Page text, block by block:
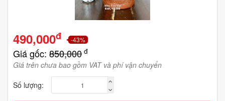
490,000đ -43%
Giá gốc: 850,000 đ
Giá trên chưa bao gồm VAT và phí vận chuyển
Số lượng: